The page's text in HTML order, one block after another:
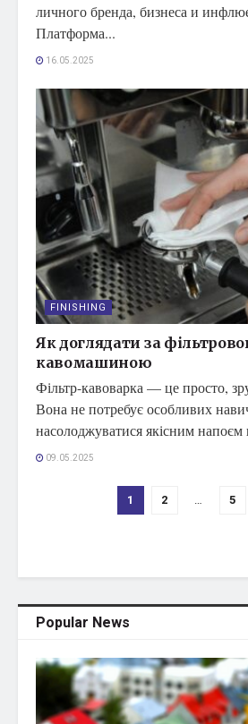
личного бренда, бизнеса и
Платформа...
16.05.2025
FINISHING
Як доглядати за
кавомашиною
Фільтр-кавоварка — це просто,
Вона не потребує особливих
насолоджуватися якісним
09.05.2025
1 2 … 5
Popular News